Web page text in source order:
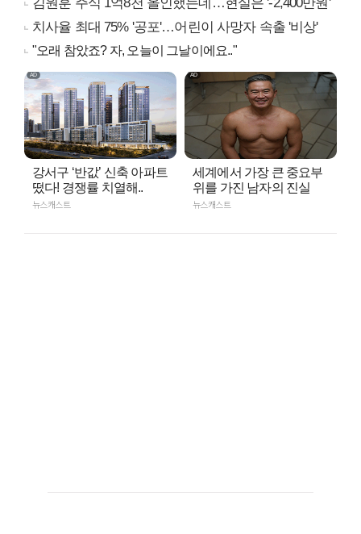
치사율 최대 75% '공포'…어린이 사망자 속출 '비상'
"오래 참았죠? 자, 오늘이 그날이에요.."
강서구 ‘반값’ 신축 아파트
떴다! 경쟁률 치열해..
뉴스캐스트
세계에서 가장 큰 중요부
위를 가진 남자의 진실
뉴스캐스트